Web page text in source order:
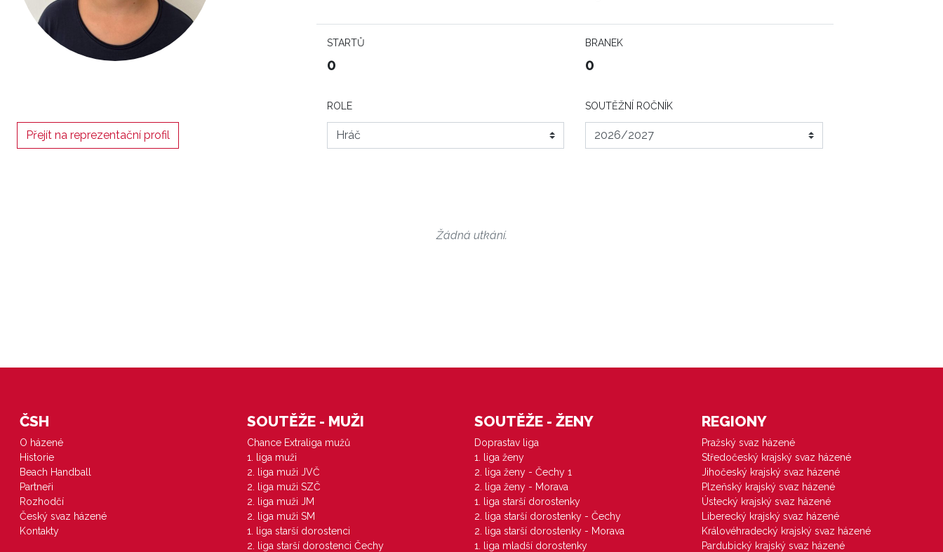
STARTŮ
0
BRANEK
0
Přejít na reprezentační profil
ROLE SOUTĚŽNÍ ROČNÍK
Žádná utkání.
ČSH
O házené
Historie
Beach Handball
Partneři
Rozhodčí
Český svaz házené
Kontakty
SOUTĚŽE - MUŽI
Chance Extraliga mužů
1. liga muži
2. liga muži JVČ
2. liga muži SZČ
2. liga muži JM
2. liga muži SM
1. liga starší dorostenci
2. liga starší dorostenci Čechy
SOUTĚŽE - ŽENY
Doprastav liga
1. liga ženy
2. liga ženy - Čechy 1
2. liga ženy - Morava
1. liga starší dorostenky
2. liga starší dorostenky - Čechy
2. liga starší dorostenky - Morava
1. liga mladší dorostenky
REGIONY
Pražský svaz házené
Středočeský krajský svaz házené
Jihočeský krajský svaz házené
Plzeňský krajský svaz házené
Ústecký krajský svaz házené
Liberecký krajský svaz házené
Královéhradecký krajský svaz házené
Pardubický krajský svaz házené